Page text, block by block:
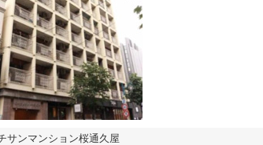
サンマンション桜通久屋